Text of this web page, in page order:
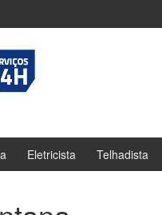
Eletricista Telhadista